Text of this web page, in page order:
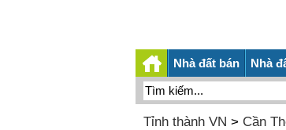
Nhà đất bán Nhà
Tỉnh thành VN > Cần